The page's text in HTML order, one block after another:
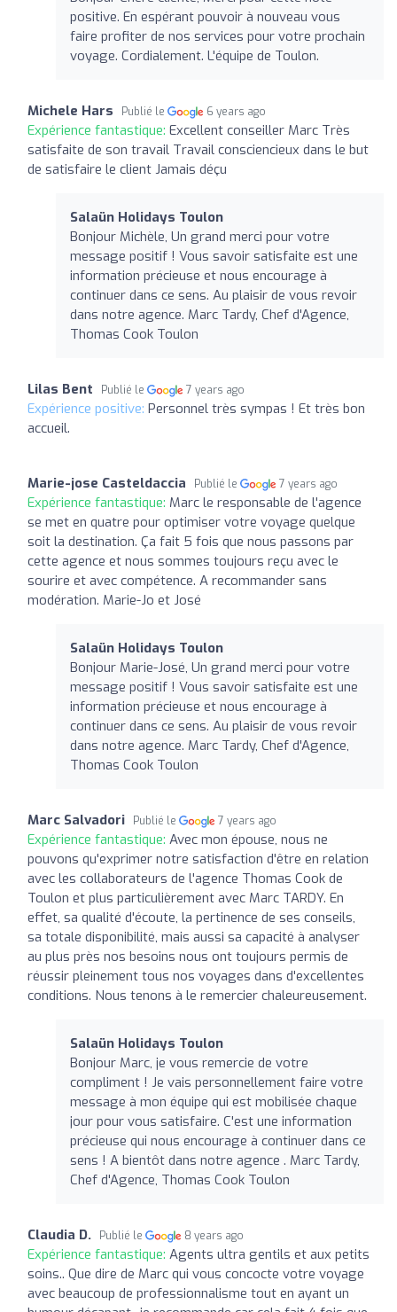
positive. En espérant pouvoir à nouveau vous
faire profiter de nos services pour votre prochain
voyage. Cordialement. L'équipe de Toulon.
Michele Hars Publié le 6 years ago
Expérience fantastique: Excellent conseiller Marc Très
satisfaite de son travail Travail consciencieux dans le but
de satisfaire le client Jamais déçu
Salaün Holidays Toulon
Bonjour Michèle, Un grand merci pour votre
message positif ! Vous savoir satisfaite est une
information précieuse et nous encourage à
continuer dans ce sens. Au plaisir de vous revoir
dans notre agence. Marc Tardy, Chef d'Agence,
Thomas Cook Toulon
Lilas Bent Publié le 7 years ago
Expérience positive: Personnel très sympas ! Et très bon
accueil.
Marie-jose Casteldaccia Publié le 7 years ago
Expérience fantastique: Marc le responsable de l'agence
se met en quatre pour optimiser votre voyage quelque
soit la destination. Ça fait 5 fois que nous passons par
cette agence et nous sommes toujours reçu avec le
sourire et avec compétence. A recommander sans
modération. Marie-Jo et José
Salaün Holidays Toulon
Bonjour Marie-José, Un grand merci pour votre
message positif ! Vous savoir satisfaite est une
information précieuse et nous encourage à
continuer dans ce sens. Au plaisir de vous revoir
dans notre agence. Marc Tardy, Chef d'Agence,
Thomas Cook Toulon
Marc Salvadori Publié le 7 years ago
Expérience fantastique: Avec mon épouse, nous ne
pouvons qu'exprimer notre satisfaction d'être en relation
avec les collaborateurs de l'agence Thomas Cook de
Toulon et plus particulièrement avec Marc TARDY. En
effet, sa qualité d'écoute, la pertinence de ses conseils,
sa totale disponibilité, mais aussi sa capacité à analyser
au plus près nos besoins nous ont toujours permis de
réussir pleinement tous nos voyages dans d'excellentes
conditions. Nous tenons à le remercier chaleureusement.
Salaün Holidays Toulon
Bonjour Marc, je vous remercie de votre
compliment ! Je vais personnellement faire votre
message à mon équipe qui est mobilisée chaque
jour pour vous satisfaire. C'est une information
précieuse qui nous encourage à continuer dans ce
sens ! A bientôt dans notre agence . Marc Tardy,
Chef d'Agence, Thomas Cook Toulon
Claudia D. Publié le 8 years ago
Expérience fantastique: Agents ultra gentils et aux petits
soins.. Que dire de Marc qui vous concocte votre voyage
avec beaucoup de professionnalisme tout en ayant un